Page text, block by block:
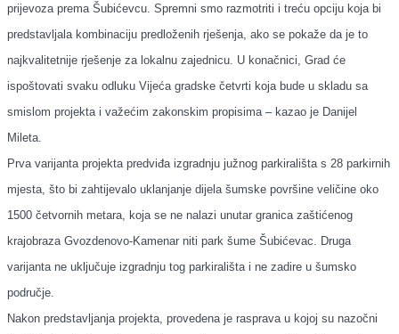
prijevoza prema Šubićevcu. Spremni smo razmotriti i treću opciju koja bi
predstavljala kombinaciju predloženih rješenja, ako se pokaže da je to
najkvalitetnije rješenje za lokalnu zajednicu. U konačnici, Grad će
ispoštovati svaku odluku Vijeća gradske četvrti koja bude u skladu sa
smislom projekta i važećim zakonskim propisima – kazao je Danijel
Mileta.
Prva varijanta projekta predviđa izgradnju južnog parkirališta s 28 parkirnih
mjesta, što bi zahtijevalo uklanjanje dijela šumske površine veličine oko
1500 četvornih metara, koja se ne nalazi unutar granica zaštićenog
krajobraza Gvozdenovo-Kamenar niti park šume Šubićevac. Druga
varijanta ne uključuje izgradnju tog parkirališta i ne zadire u šumsko
područje.
Nakon predstavljanja projekta, provedena je rasprava u kojoj su nazočni